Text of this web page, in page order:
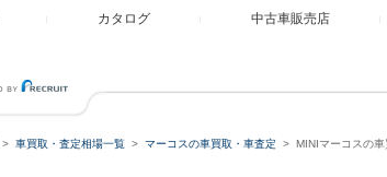
カタログ 中古車販売店
車買取・査定相場一覧 マーコスの車買取・車査定 MINIマーコスの